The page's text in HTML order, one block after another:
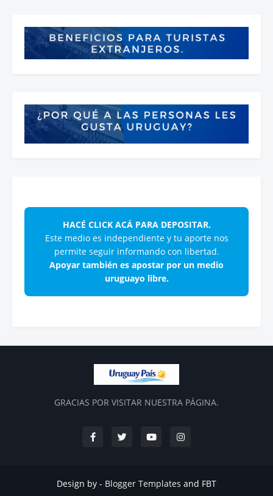
HACÉ CLICK ACÁ PARA DEPOSITAR.
Este medio es independiente y tu aporte nos
permite seguir informando con libertad.
Apoyar también es apostar por un medio
uruguayo libre.
GRACIAS POR VISITAR NUESTRA PÁGINA.
Design by - Blogger Templates and FBT